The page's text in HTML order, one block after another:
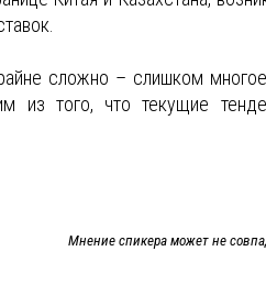
сложно – слишком
того, что текущие
Мнение спикера может не